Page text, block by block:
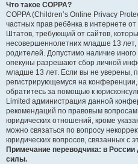
Что такое COPPA?
COPPA (Children’s Online Privacy
частных прав ребёнка в интернете
Штатов, требующий от сайтов,
несовершеннолетних младше 13 лет,
родителей. Допустимо наличие
опекуны разрешают сбор личной
младше 13 лет. Если вы не уверены,
регистрирующемуся на
обратитесь за помощью к
Limited администрация данной
рекомендаций по правовым
юридических отношений, кроме
можно связаться по вопросу
юридических вопросов, связанных с
Примечание переводчика: в
силы.